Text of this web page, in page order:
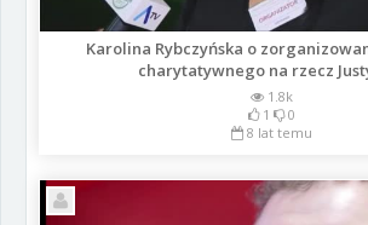
Karolina Rybczyńska o
charytatywnego na rzecz
1.8k
1
0
8 lat temu